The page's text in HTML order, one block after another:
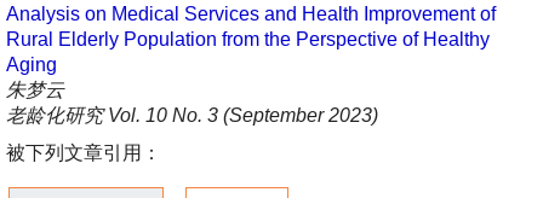
Analysis on Medical Services and Health Improvement of
Rural Elderly Population from the Perspective of Healthy
Aging
朱梦云
老龄化研究 Vol. 10 No. 3 (September 2023)
被下列文章引用：